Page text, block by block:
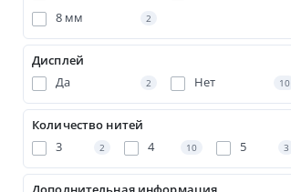
8 мм 2
Дисплей
Да
2 Нет 10
Количество нитей
3
2 4 10 5 3